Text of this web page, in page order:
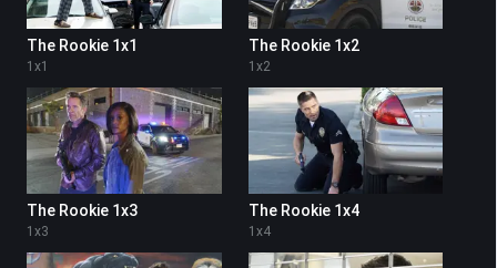
The Rookie 1x1
1 x1
The Rookie 1x2
1 x2
The Rookie 1x3
1 x3
The Rookie 1x4
1 x4